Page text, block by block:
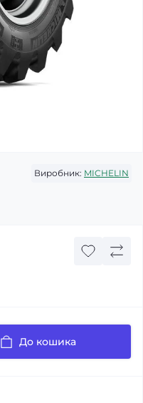
Виробник: MICHELIN
До кошика